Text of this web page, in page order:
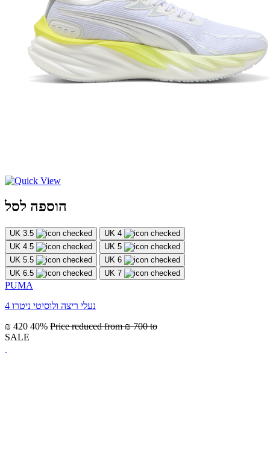
הוספה לסל
UK 3.5
UK 4
UK 4.5
UK 5
UK 5.5
UK 6
UK 6.5
UK 7
PUMA
נעלי ריצה ולוסיטי ניטרו 4
₪ 420 40% Price reduced from₪ 700 to
SALE